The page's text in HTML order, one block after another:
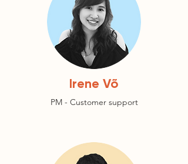
Irene Võ
PM - Customer support